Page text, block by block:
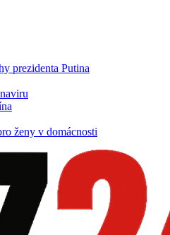
prezidenta Putina
ženy v domácnosti